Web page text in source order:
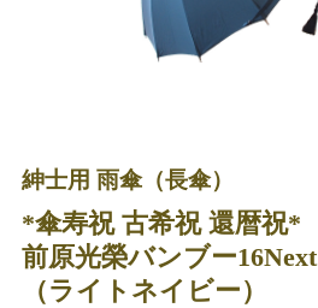
紳士用 雨傘（長傘）
*傘寿祝 古希祝 還暦祝*
前原光榮バンブー16Next
（ライトネイビー）